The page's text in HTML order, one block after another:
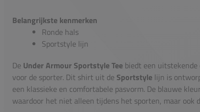
Belangrijkste kenmerken
Ronde hals
Sportstyle lijn
De Under Armour Sportstyle Tee biedt een
voor de sporter. Dit shirt uit de Sportstyle lijn is
een klassieke en comfortabele pasvorm. De blauwe
waardoor het niet alleen tijdens het sporten, maar ook